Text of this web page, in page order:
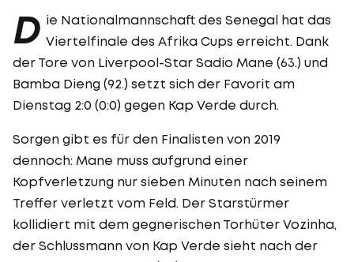
D ie Nationalmannschaft des Senegal hat das
Viertelfinale des Afrika Cups erreicht. Dank
der Tore von Liverpool-Star Sadio Mane (63.) und
Bamba Dieng (92.) setzt sich der Favorit am
Dienstag 2:0 (0:0) gegen Kap Verde durch.
Sorgen gibt es für den Finalisten von 2019
dennoch: Mane muss aufgrund einer
Kopfverletzung nur sieben Minuten nach seinem
Treffer verletzt vom Feld. Der Starstürmer
kollidiert mit dem gegnerischen Torhüter Vozinha,
der Schlussmann von Kap Verde sieht nach der